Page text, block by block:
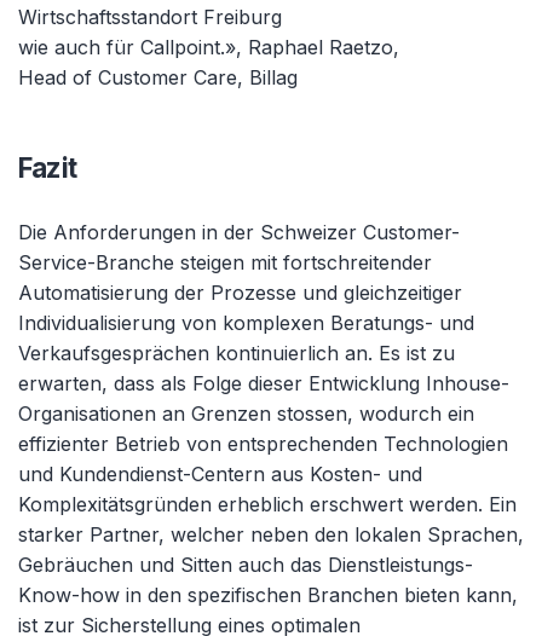
Wirtschaftsstandort Freiburg
wie auch für Callpoint.», Raphael Raetzo,
Head of Customer Care, Billag
Fazit
Die Anforderungen in der Schweizer Customer-
Service-Branche steigen mit fortschreitender
Automatisierung der Prozesse und gleichzeitiger
Individualisierung von komplexen Beratungs- und
Verkaufsgesprächen kontinuierlich an. Es ist zu
erwarten, dass als Folge dieser Entwicklung Inhouse-
Organisationen an Grenzen stossen, wodurch ein
effizienter Betrieb von entsprechenden Technologien
und Kundendienst-Centern aus Kosten- und
Komplexitätsgründen erheblich erschwert werden. Ein
starker Partner, welcher neben den lokalen Sprachen,
Gebräuchen und Sitten auch das Dienstleistungs-
Know-how in den spezifischen Branchen bieten kann,
ist zur Sicherstellung eines optimalen